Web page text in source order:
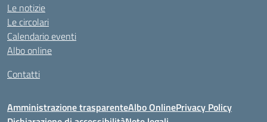
Le notizie
Le circolari
Calendario eventi
Albo online
Contatti
Amministrazione trasparenteAlbo OnlinePrivacy Policy